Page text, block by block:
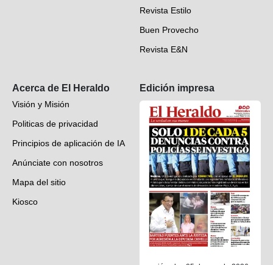
Revista Estilo
Buen Provecho
Revista E&N
Acerca de El Heraldo
Visión y Misión
Politicas de privacidad
Principios de aplicación de IA
Anúnciate con nosotros
Mapa del sitio
Kiosco
Edición impresa